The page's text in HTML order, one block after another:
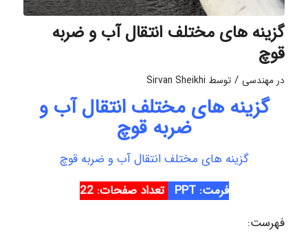
گزینه های مختلف انتقال آب و ضربه
قوچ
در مهندسی / توسط Sirvan Sheikhi
گزینه های مختلف انتقال آب و
ضربه قوچ
گزینه های مختلف انتقال آب و ضربه قوچ
فرمت: PPT
تعداد صفحات: 22
فهرست: